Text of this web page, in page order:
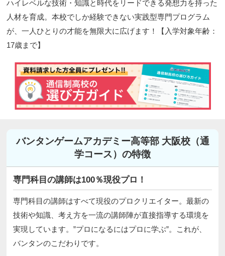
ハイレベルな技術・知識と時代をリードできる発想力を持った
人材を育成。本校でしか経験できない実践型専門プログラム
が、一人ひとりの才能を無限大に広げます！【入学対象年齢：
17歳まで】
バンタンゲームアカデミー高等部 大阪校（通
学コース）の特徴
専門科目の講師は100％現役プロ！
専門科目の講師はすべて現役のプロクリエイター。最新の
技術や知識、考え方を一流の講師陣が直接指導する環境を
実現しています。”プロになるにはプロに学ぶ”。これが、
バンタンのこだわりです。